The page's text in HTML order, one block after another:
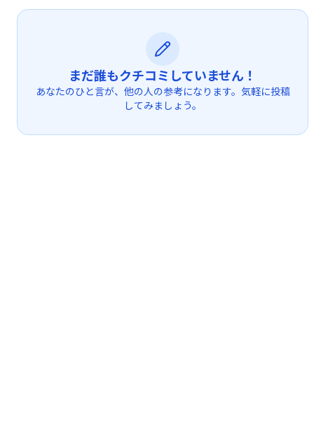
まだ誰もクチコミしていません！
あなたのひと言が、他の人の参考になります。気軽に投稿
してみましょう。